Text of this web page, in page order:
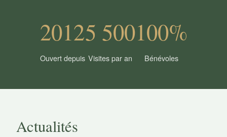
2012
Ouvert depuis
5 500
Visites par an
100%
Bénévoles
Actualités